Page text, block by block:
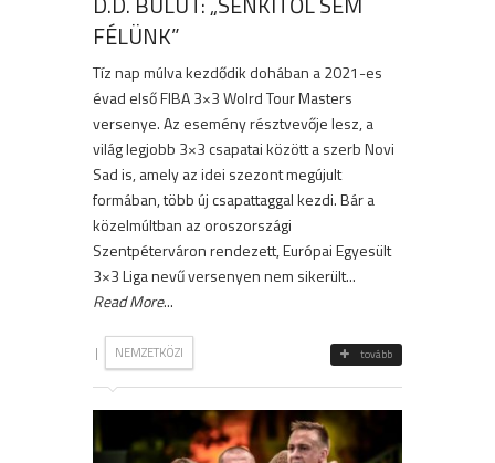
FÉLÜNK”
Tíz nap múlva kezdődik dohában a 2021-es
évad első FIBA 3×3 Wolrd Tour Masters
versenye. Az esemény résztvevője lesz, a
világ legjobb 3×3 csapatai között a szerb Novi
Sad is, amely az idei szezont megújult
formában, több új csapattaggal kezdi. Bár a
közelmúltban az oroszországi
Szentpéterváron rendezett, Európai Egyesült
3×3 Liga nevű versenyen nem sikerült...
Read More...
| NEMZETKÖZI tovább